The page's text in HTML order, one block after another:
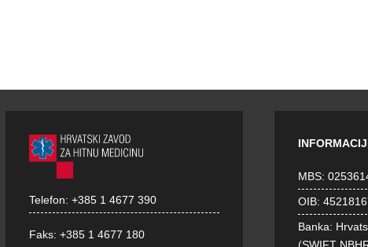
Telefon: +385 1 4677 390
Faks: +385 1 4677 180
MBS:
OIB:
Banka: